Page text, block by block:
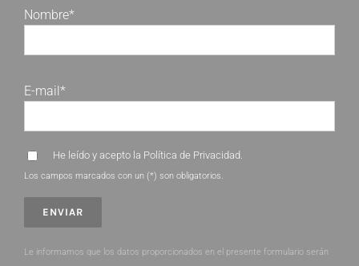
Nombre*
E-mail*
He leído y acepto la Política de Privacidad.
Los campos marcados con un (*) son obligatorios.
Le informamos que los datos proporcionados en el presente formulario serán